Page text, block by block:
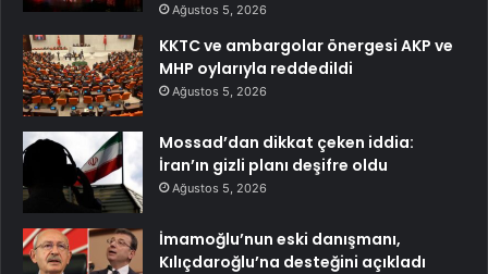
Ağustos 5, 2026
KKTC ve ambargolar önergesi AKP ve
MHP oylarıyla reddedildi
Ağustos 5, 2026
Mossad’dan dikkat çeken iddia:
İran’ın gizli planı deşifre oldu
Ağustos 5, 2026
İmamoğlu’nun eski danışmanı,
Kılıçdaroğlu’na desteğini açıkladı